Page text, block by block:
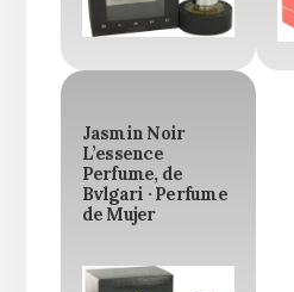
Jasmin Noir
L’essence
Perfume, de
Bvlgari · Perfume
de Mujer